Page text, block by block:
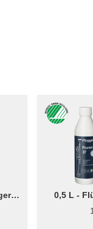
0,5 L -